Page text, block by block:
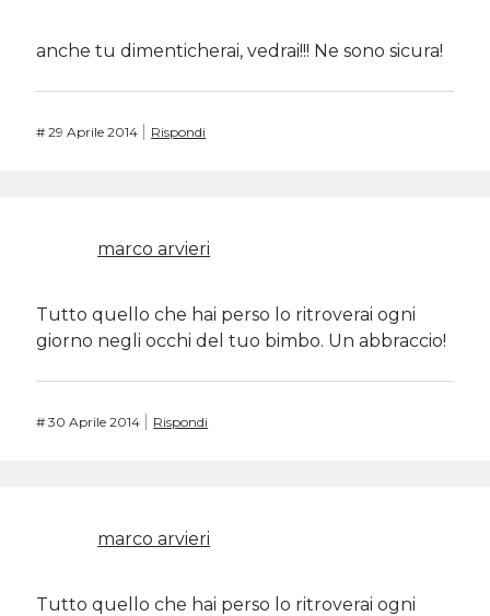
anche tu dimenticherai, vedrai!!! Ne sono sicura!
#29 Aprile 2014 Rispondi
marco arvieri
Tutto quello che hai perso lo ritroverai ogni
giorno negli occhi del tuo bimbo. Un abbraccio!
#30 Aprile 2014 Rispondi
marco arvieri
Tutto quello che hai perso lo ritroverai ogni